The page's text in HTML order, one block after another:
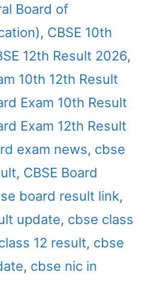
Board of
, CBSE 10th
12th Result 2026,
10th 12th Result
Exam 10th Result
Exam 12th Result
exam news, cbse
, CBSE Board
board result link,
update, cbse class
12 result, cbse
, cbse nic in